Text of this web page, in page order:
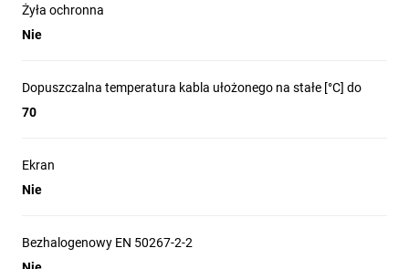
Żyła ochronna
Nie
Dopuszczalna temperatura kabla ułożonego na stałe [°C] do
70
Ekran
Nie
Bezhalogenowy EN 50267-2-2